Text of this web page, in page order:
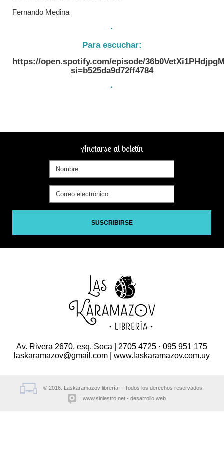
Fernando Medina
·
Para escuchar:
https://open.spotify.com/episode/
si=b525da9d72ff4784
·
Anotarse al boletín
SUSCRIBIRSE
Av. Rivera 2670, esq. Soca | 2705 4725 · 095 951 175
laskaramazov@gmail.com | www.laskaramazov.com.uy
© 2016. Laskaramazov librería - Todos los derechos reservados.
www.siniestro.net
desarrollo web